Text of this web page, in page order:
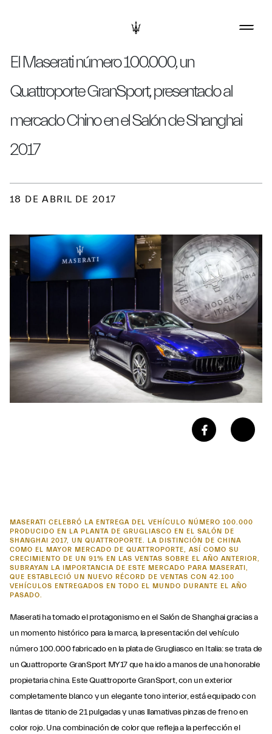
El Maserati número 100.000, un
Quattroporte GranSport, presentado al
mercado Chino en el Salón de Shanghai
2017
18 DE ABRIL DE 2017
MASERATI CELEBRÓ LA ENTREGA DEL VEHÍCULO NÚMERO 100.000
PRODUCIDO EN LA PLANTA DE GRUGLIASCO EN EL SALÓN DE
SHANGHAI 2017, UN QUATTROPORTE. LA DISTINCIÓN DE CHINA
COMO EL MAYOR MERCADO DE QUATTROPORTE, ASÍ COMO SU
CRECIMIENTO DE UN 91% EN LAS VENTAS SOBRE EL AÑO ANTERIOR,
SUBRAYAN LA IMPORTANCIA DE ESTE MERCADO PARA MASERATI,
QUE ESTABLECIÓ UN NUEVO RÉCORD DE VENTAS CON 42.100
VEHÍCULOS ENTREGADOS EN TODO EL MUNDO DURANTE EL AÑO
PASADO.
Maserati ha tomado el protagonismo en el Salón de Shanghai gracias a
un momento histórico para la marca, la presentación del vehículo
número 100.000 fabricado en la plata de Grugliasco en Italia: se trata de
un Quattroporte GranSport MY17 que ha ido a manos de una honorable
propietaria china. Este Quattroporte GranSport, con un exterior
completamente blanco y un elegante tono interior, está equipado con
llantas de titanio de 21 pulgadas y unas llamativas pinzas de freno en
color rojo. Una combinación de color que refleja a la perfección el